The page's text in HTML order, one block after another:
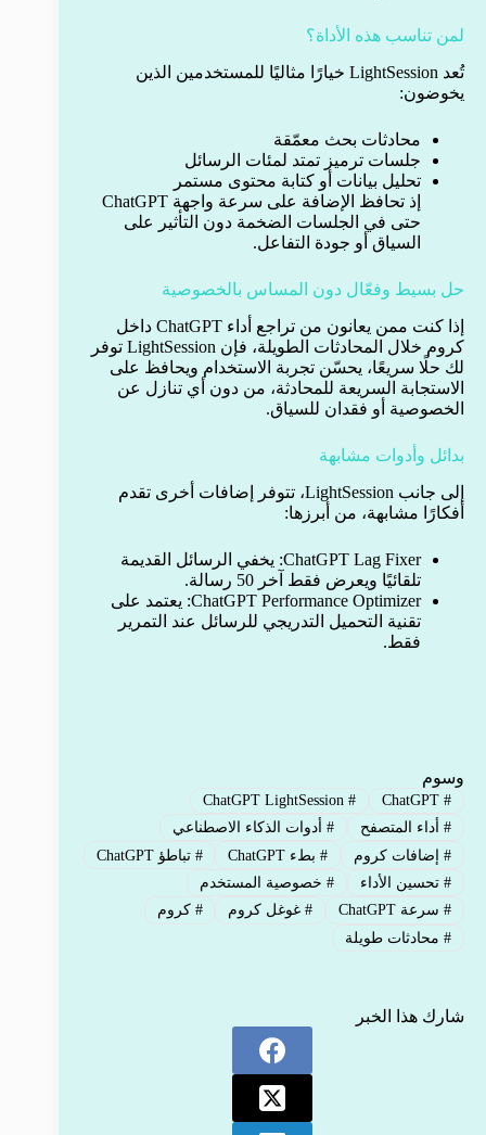
لمن تناسب هذه الأداة؟
تُعد LightSession خيارًا مثاليًا للمستخدمين الذين
يخوضون:
محادثات بحث معمّقة
جلسات ترميز تمتد لمئات الرسائل
تحليل بيانات أو كتابة محتوى مستمر
إذ تحافظ الإضافة على سرعة واجهة ChatGPT
حتى في الجلسات الضخمة دون التأثير على
السياق أو جودة التفاعل.
حل بسيط وفعّال دون المساس بالخصوصية
إذا كنت ممن يعانون من تراجع أداء ChatGPT داخل
كروم خلال المحادثات الطويلة، فإن LightSession توفر
لك حلًا سريعًا، يحسّن تجربة الاستخدام ويحافظ على
الاستجابة السريعة للمحادثة، من دون أي تنازل عن
الخصوصية أو فقدان للسياق.
بدائل وأدوات مشابهة
إلى جانب LightSession، تتوفر إضافات أخرى تقدم
أفكارًا مشابهة، من أبرزها:
ChatGPT Lag Fixer: يخفي الرسائل القديمة
تلقائيًا ويعرض فقط آخر 50 رسالة.
ChatGPT Performance Optimizer: يعتمد على
تقنية التحميل التدريجي للرسائل عند التمرير
فقط.
وسوم
#
ChatGPT
#
ChatGPT LightSession
#أداء المتصفح #أدوات الذكاء الاصطناعي
#إضافات كروم #بطء ChatGPT # تباطؤ ChatGPT
#تحسين الأداء #خصوصية المستخدم
#سرعة ChatGPT #غوغل كروم # كروم
#محادثات طويلة
شارك هذا الخبر